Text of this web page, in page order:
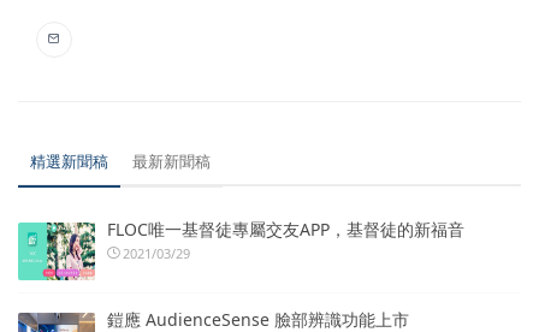
精選新聞稿 最新新聞稿
FLOC唯一基督徒專屬交友APP，基督徒的新福音
2021/03/29
鎧應 AudienceSense 臉部辨識功能上市